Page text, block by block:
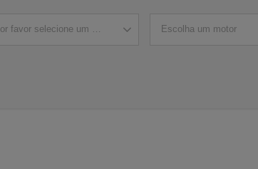
favor selecione um modelo Escolha um motor